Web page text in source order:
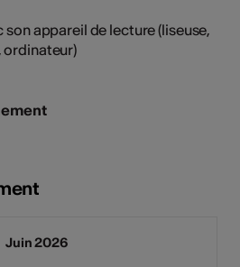
son appareil de lecture (liseuse,
Juin 2026